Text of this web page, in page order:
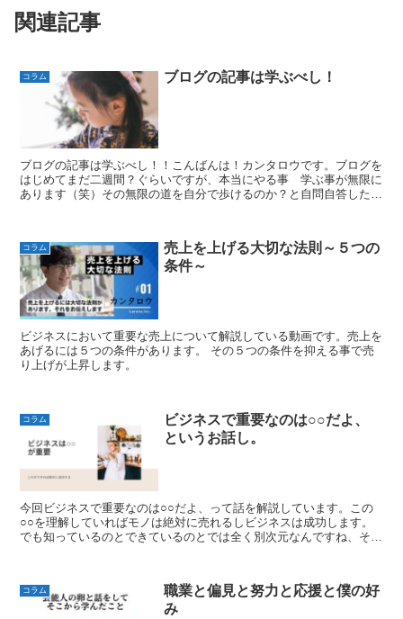
関連記事
コラム ブログの記事は学ぶべし！
ブログの記事は学ぶべし！！こんばんは！カンタロウです。ブログを
はじめてまだ二週間？ぐらいですが、本当にやる事 学ぶ事が無限に
あります（笑）その無限の道を自分で歩けるのか？と自問自答したと
コラム
売上を上げる大切な法則～５つの
条件～
ビジネスにおいて重要な売上について解説している動画です。売上を
あげるには５つの条件があります。 その５つの条件を抑える事で売
り上げが上昇します。
コラム
ビジネスで重要なのは○○だよ、
というお話し。
今回ビジネスで重要なのは○○だよ、って話を解説しています。この
○○を理解していればモノは絶対に売れるしビジネスは成功します。
でも知っているのとできているのとでは全く別次元なんですね、そこ
コラム
職業と偏見と努力と応援と僕の好
み